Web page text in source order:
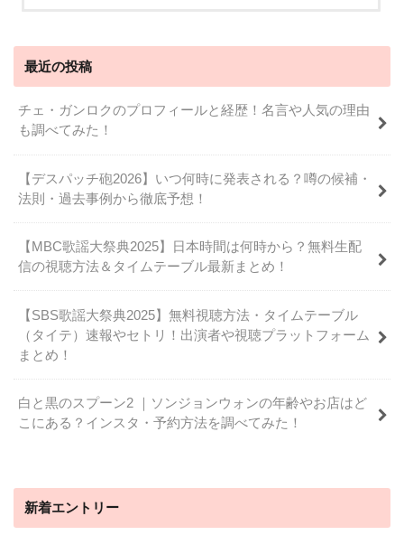
最近の投稿
チェ・ガンロクのプロフィールと経歴！名言や人気の理由
も調べてみた！
【デスパッチ砲2026】いつ何時に発表される？噂の候補・
法則・過去事例から徹底予想！
【MBC歌謡大祭典2025】日本時間は何時から？無料生配
信の視聴方法＆タイムテーブル最新まとめ！
【SBS歌謡大祭典2025】無料視聴方法・タイムテーブル
（タイテ）速報やセトリ！出演者や視聴プラットフォーム
まとめ！
白と黒のスプーン2 ｜ソンジョンウォンの年齢やお店はど
こにある？インスタ・予約方法を調べてみた！
新着エントリー